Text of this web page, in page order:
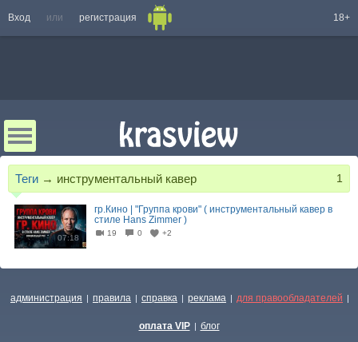
Вход или регистрация 18+
Теги → инструментальный кавер 1
07:18
гр.Кино | "Группа крови" ( инструментальный кавер в
стиле Hans Zimmer )
19 0 +2
администрация | правила | справка | реклама | для правообладателей |
оплата VIP | блог